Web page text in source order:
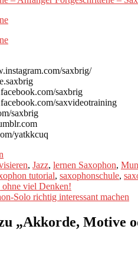
saxbrig/
saxbrig
saxvideotraining
saxbrig
yatkkcuq
, Jazz, lernen Saxophon,
tutorial, saxophonschule,
ohne viel Denken!
Solo richtig interessant machen
„Akkorde, Motive